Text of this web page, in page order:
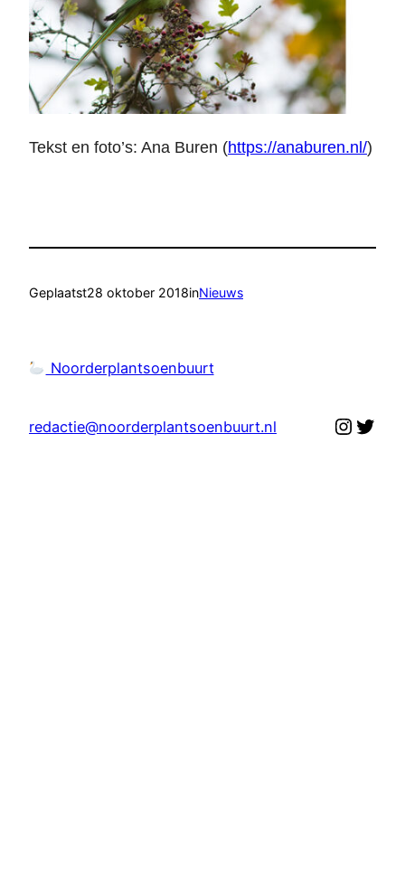
Tekst en foto’s: Ana Buren (https://anaburen.nl/)
Geplaatst28 oktober 2018inNieuws
Noorderplantsoenbuurt
redactie@noorderplantsoenbuurt.nl